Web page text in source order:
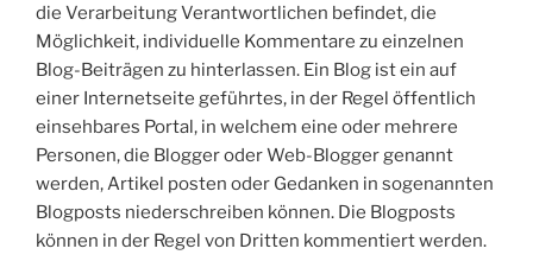
die Verarbeitung Verantwortlichen befindet, die
Möglichkeit, individuelle Kommentare zu einzelnen
Blog-Beiträgen zu hinterlassen. Ein Blog ist ein auf
einer Internetseite geführtes, in der Regel öffentlich
einsehbares Portal, in welchem eine oder mehrere
Personen, die Blogger oder Web-Blogger genannt
werden, Artikel posten oder Gedanken in sogenannten
Blogposts niederschreiben können. Die Blogposts
können in der Regel von Dritten kommentiert werden.